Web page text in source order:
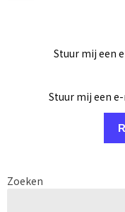
Stuur mij een
Stuur mij een
Zoeken